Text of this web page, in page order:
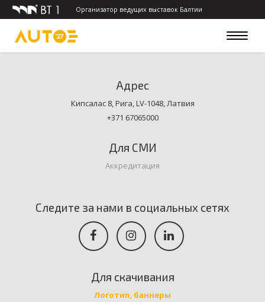
Организатор ведущих выставок Балтии
Toggle
Адрес
Кипсалас 8, Рига, LV-1048, Латвия
+371 67065000
Для СМИ
Аккредитация
Следите за нами в социальных сетях
Для скачивания
Логотип, баннеры